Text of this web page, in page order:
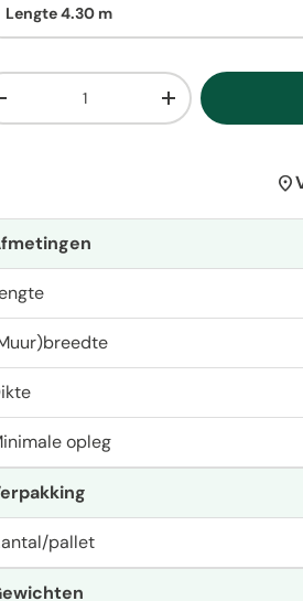
Lengte 4.30 m
de hoeveelheidVerhoog de
location_on
opleg
pallet